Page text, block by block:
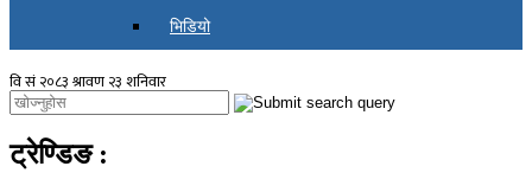
भिडियो
ट्रेण्डिङ :